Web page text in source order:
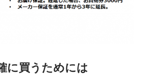
に買うためには